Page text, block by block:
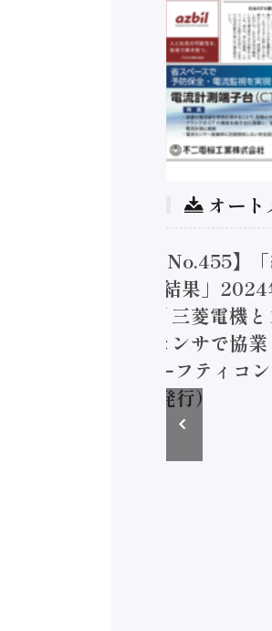
オー
トメーション新聞 No.455】
実態調査二次集計結果」2024
加価値額86兆円 / 三菱電機と
コン AIビジョンセンサで協
安全に動かすセーフティコン
（2026年8月5日発行）